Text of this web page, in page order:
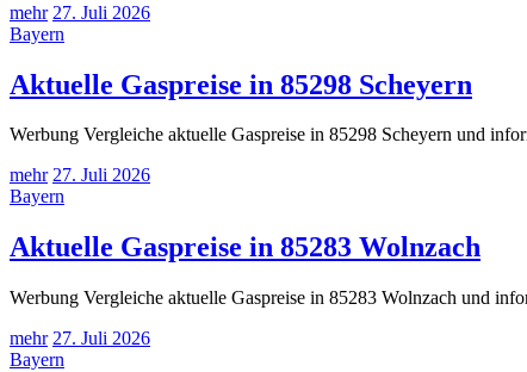
mehr 27. Juli 2026
Bayern
Aktuelle Gaspreise in 85298 Scheyern
Werbung Vergleiche aktuelle Gaspreise in 85298 Scheyern und
mehr 27. Juli 2026
Bayern
Aktuelle Gaspreise in 85283 Wolnzach
Werbung Vergleiche aktuelle Gaspreise in 85283 Wolnzach und
mehr 27. Juli 2026
Bayern